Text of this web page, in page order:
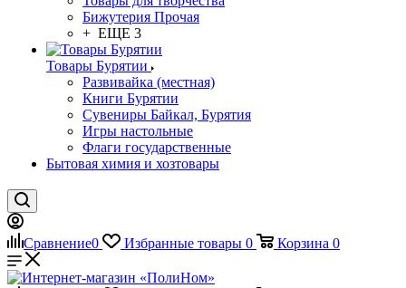
Бижутерия Прочая
+ ЕЩЕ 3
Товары Бурятии
Развивайка (местная)
Книги Бурятии
Сувениры Байкал, Бурятия
Игры настольные
Флаги государственные
Бытовая химия и хозтовары
Сравнение0 Избранные товары 0 Корзина 0